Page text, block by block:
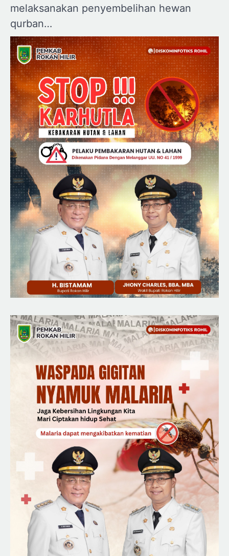
melaksanakan penyembelihan hewan
qurban…